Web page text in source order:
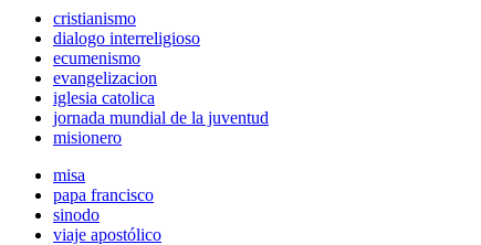
cristianismo
dialogo interreligioso
ecumenismo
evangelizacion
iglesia catolica
jornada mundial de la juventud
misionero
misa
papa francisco
sinodo
viaje apostólico